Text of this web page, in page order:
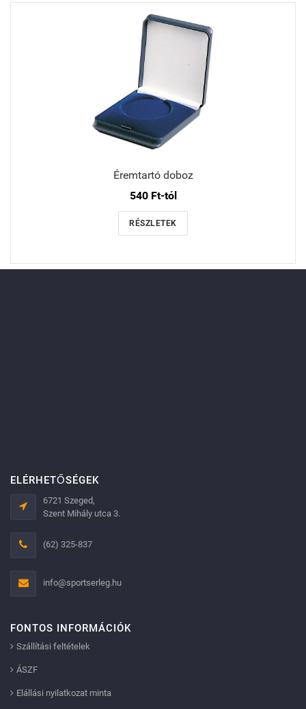
Éremtartó doboz
540 Ft-tól
RÉSZLETEK
ELÉRHETŐSÉGEK
6721 Szeged,
Szent Mihály utca 3.
(62) 325-837
info@sportserleg.hu
FONTOS INFORMÁCIÓK
Szállítási feltételek
ÁSZF
Elállási nyilatkozat minta